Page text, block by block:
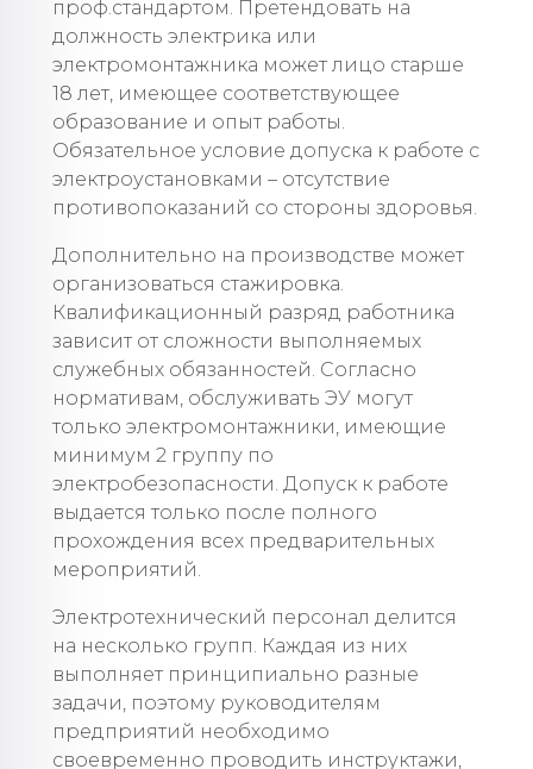
проф.стандартом. Претендовать на
должность электрика или
электромонтажника может лицо старше
18 лет, имеющее соответствующее
образование и опыт работы.
Обязательное условие допуска к работе с
электроустановками – отсутствие
противопоказаний со стороны здоровья.
Дополнительно на производстве может
организоваться стажировка.
Квалификационный разряд работника
зависит от сложности выполняемых
служебных обязанностей. Согласно
нормативам, обслуживать ЭУ могут
только электромонтажники, имеющие
минимум 2 группу по
электробезопасности. Допуск к работе
выдается только после полного
прохождения всех предварительных
мероприятий.
Электротехнический персонал делится
на несколько групп. Каждая из них
выполняет принципиально разные
задачи, поэтому руководителям
предприятий необходимо
своевременно проводить инструктажи,